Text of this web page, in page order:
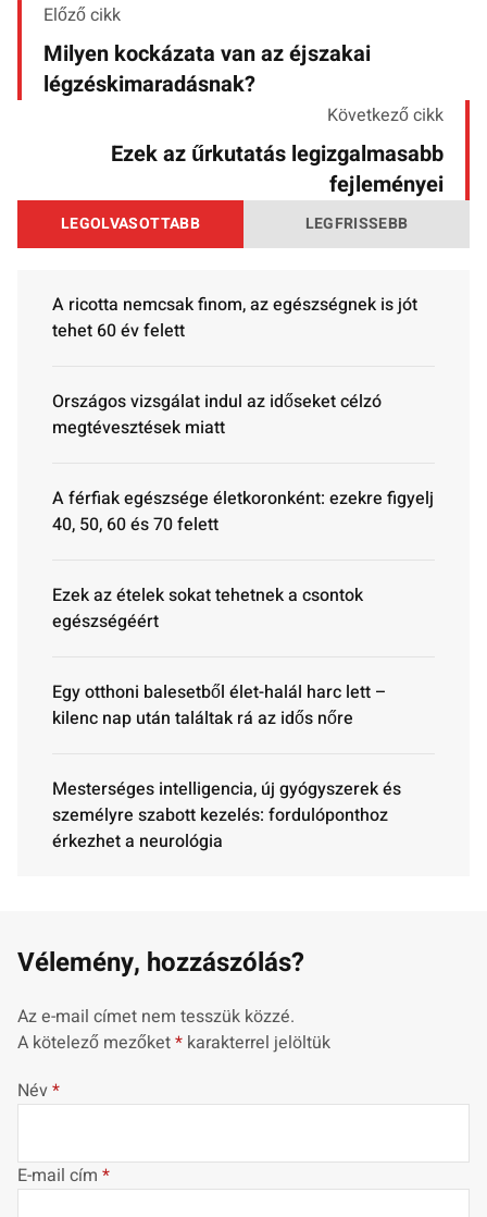
Előző cikk
Milyen kockázata van az éjszakai
légzéskimaradásnak?
Következő cikk
Ezek az űrkutatás legizgalmasabb
fejleményei
LEGOLVASOTTABB LEGFRISSEBB
A ricotta nemcsak finom, az egészségnek is jót
tehet 60 év felett
Országos vizsgálat indul az időseket célzó
megtévesztések miatt
A férfiak egészsége életkoronként: ezekre figyelj
40, 50, 60 és 70 felett
Ezek az ételek sokat tehetnek a csontok
egészségéért
Egy otthoni balesetből élet-halál harc lett –
kilenc nap után találtak rá az idős nőre
Mesterséges intelligencia, új gyógyszerek és
személyre szabott kezelés: fordulóponthoz
érkezhet a neurológia
Vélemény, hozzászólás?
Az e-mail címet nem tesszük közzé.
A kötelező mezőket* karakterrel jelöltük
Név*
E-mail cím *